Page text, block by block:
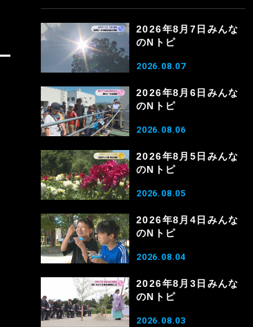
2026年8月7日みんな
のNトピ
2026.08.07
2026年8月6日みんな
のNトピ
2026.08.06
2026年8月5日みんな
のNトピ
2026.08.05
2026年8月4日みんな
のNトピ
2026.08.04
2026年8月3日みんな
のNトピ
2026.08.03